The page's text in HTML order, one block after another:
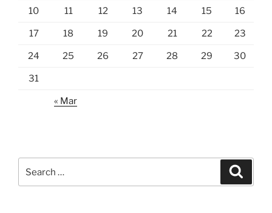
10 11 12 13 14 15 16
17 18 19 20 21 22 23
24 25 26 27 28 29 30
31
« Mar
for: